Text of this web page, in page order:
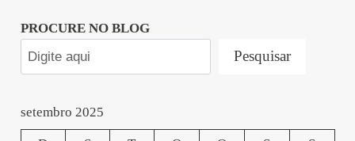
PROCURE NO BLOG
Pesquisar
setembro 2025